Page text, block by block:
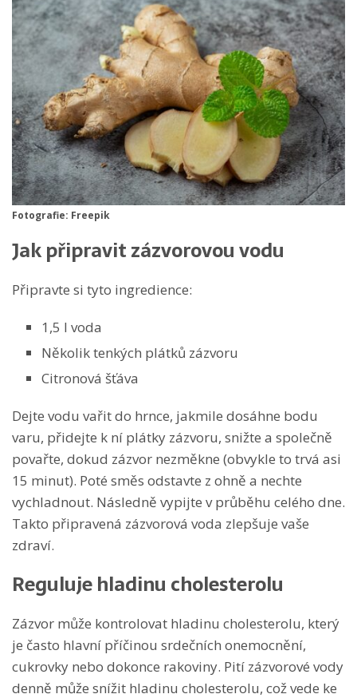
Fotografie: Freepik
Jak připravit zázvorovou vodu
Připravte si tyto ingredience:
1,5 l voda
Několik tenkých plátků zázvoru
Citronová šťáva
Dejte vodu vařit do hrnce, jakmile dosáhne bodu
varu, přidejte k ní plátky zázvoru, snižte a společně
povařte, dokud zázvor nezměkne (obvykle to trvá asi
15 minut). Poté směs odstavte z ohně a nechte
vychladnout. Následně vypijte v průběhu celého dne.
Takto připravená zázvorová voda zlepšuje vaše
zdraví.
Reguluje hladinu cholesterolu
Zázvor může kontrolovat hladinu cholesterolu, který
je často hlavní příčinou srdečních onemocnění,
cukrovky nebo dokonce rakoviny. Pití zázvorové vody
denně může snížit hladinu cholesterolu, což vede ke